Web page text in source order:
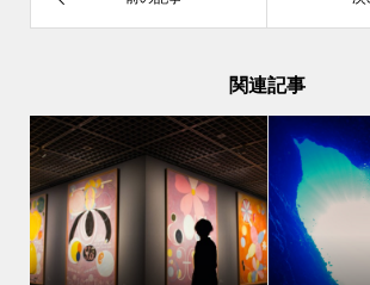
関連記事